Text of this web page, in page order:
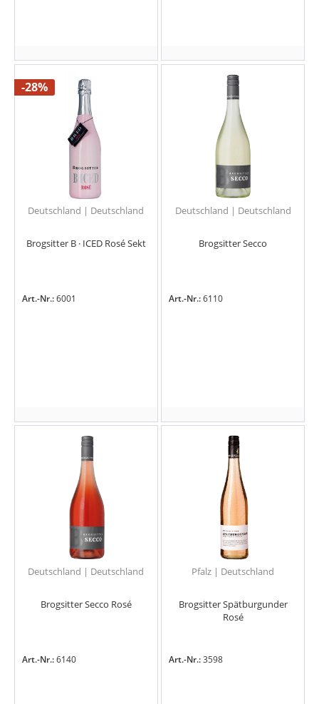
-28%
Deutschland | Deutschland
Brogsitter B · ICED Rosé Sekt
Art.-Nr.:6001
Deutschland | Deutschland
Brogsitter Secco
Art.-Nr.:6110
Deutschland | Deutschland
Brogsitter Secco Rosé
Art.-Nr.:6140
Pfalz | Deutschland
Brogsitter Spätburgunder
Rosé
Art.-Nr.:3598